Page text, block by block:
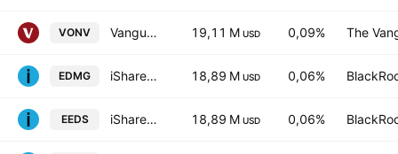
VONV Vanguard Russell 1000 Value ETF 19,11 M USD 0,09% The
EDMG iShares IV PLC - iShares MSCI USA CTB Enhanced ESG UCITS ETF Hedged GBP 18,89 M USD 0,06%
EEDS iShares IV PLC - iShares MSCI USA CTB Enhanced ESG UCITS ETF Unhedged USD 18,89 M USD 0,06%